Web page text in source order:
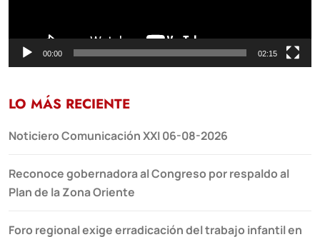
00:00 02:15
LO MÁS RECIENTE
Noticiero Comunicación XXI 06-08-2026
Reconoce gobernadora al Congreso por respaldo al
Plan de la Zona Oriente
Foro regional exige erradicación del trabajo infantil en